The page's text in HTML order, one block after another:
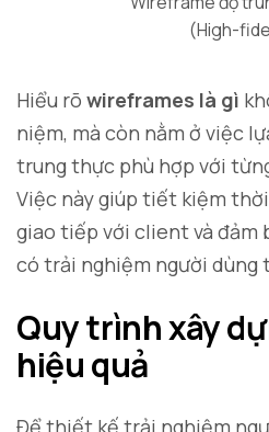
(High-
Hiểu rõ wireframes là gì
niệm, mà còn nằm ở việc
trung thực phù hợp với
Việc này giúp tiết kiệm
giao tiếp với client và đảm
có trải nghiệm người dùng
Quy trình xây
hiệu quả
Để thiết kế trải nghiệm